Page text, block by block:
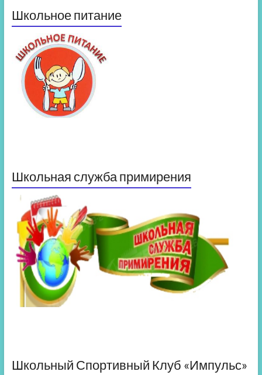
Школьное питание
Школьная служба примирения
Школьный Спортивный Клуб «Импульс»